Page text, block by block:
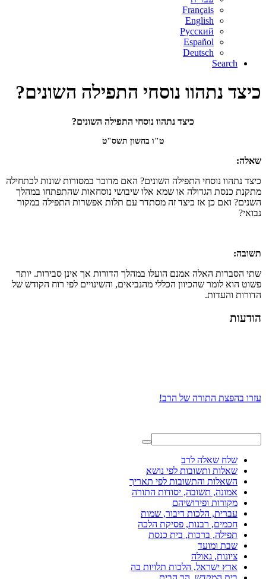
Français
English
Русский
Español
Deutsch
Search
כיצד נתהוו נוסחי התפילה השונים?
כיצד נתהוו נוסחי התפילה השונים?
ט"ו בחשון תשס"ט
שאלה:
כיצד נתהוו נוסחי התפילה השונים? האם מדובר במסורות שונות לכתחילה
מתקנת כנסת הגדולה או שמא אלו שיבושי נוסחאות שהתפתחו במהלך
השנים? ואם כן אז כיצד זה מסתדר עם תלות אפשרות התפילה במקור
נבואי?
תשובה:
שתי הסברות האלה אמנם הועלו במהלך הדורות אך אינן סבירות. יותר
פשוט הוא לומר שהכיוון הכללי מהנביאים, והשינויים לפי רוח הקודש של
הדורות והעדות.
הודעות
עזרו בהפצת התורה של הרב!
שלח שאלה לרב
שאלות ותשובות לפי נושא
השאלות והתשובות לפי תאריך
אמונה, תשובה, יסודות התורה
מקורות ופירושיהם
עברית, הלכות דיבור, שמות
חכמים, רבנות, פסיקת הלכה
תפילה, ברכות, בית כנסת
שבת ומועד
ציונות, גאולה
ארץ ישראל, הלכות תלויות בה